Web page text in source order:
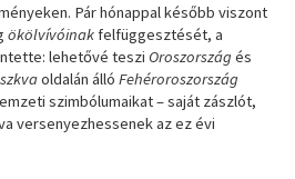
Pár hónappal később viszont
ökölvívóinakfelfüggesztését, a
lehetővé teszi Oroszországés
oldalán állóFehéroroszország
szimbólumaikat – saját zászlót,
versenyezhessenek az ez évi